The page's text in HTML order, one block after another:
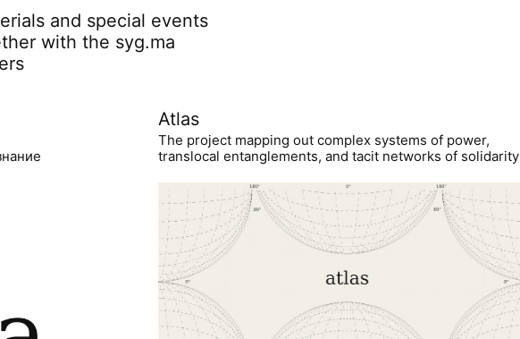
and special events
with the syg.ma
Atlas
The project mapping out complex systems of power,
translocal entanglements, and tacit networks of solidarity